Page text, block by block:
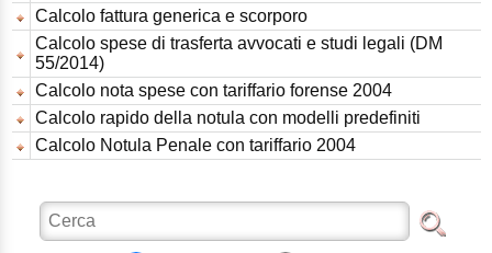
Calcolo fattura generica e scorporo
Calcolo spese di trasferta avvocati e studi legali (DM
55/2014)
Calcolo nota spese con tariffario forense 2004
Calcolo rapido della notula con modelli predefiniti
Calcolo Notula Penale con tariffario 2004